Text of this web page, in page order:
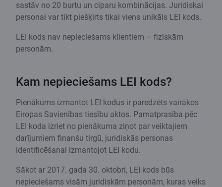
sastāv no 20 burtu un ciparu kombinācijas. Juridiskai
personai var tikt piešķirts tikai viens unikāls LEI kods.
LEI kods nav nepieciešams klientiem – fiziskām
personām.
Kam nepieciešams LEI kods?
Pienākums izmantot LEI kodus ir paredzēts vairākos
Eiropas Savienības tiesību aktos. Pamatprasība pēc
LEI koda izriet no pienākuma ziņot par veiktajiem
darījumiem finanšu tirgū, juridiskās personas
identificēšanai izmantojot LEI kodu.
Sākot ar 2017. gada 30. oktobri, LEI kods būs
nepieciešams visām juridiskām personām, kuras veiks